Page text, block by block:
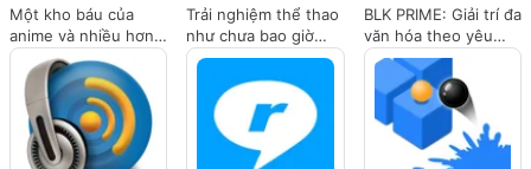
Một kho báu của
anime và nhiều hơn
nữa
Trải nghiệm thể thao
như chưa bao giờ
trước đây
BLK PRIME: Giải trí đa
văn hóa theo yêu
cầu